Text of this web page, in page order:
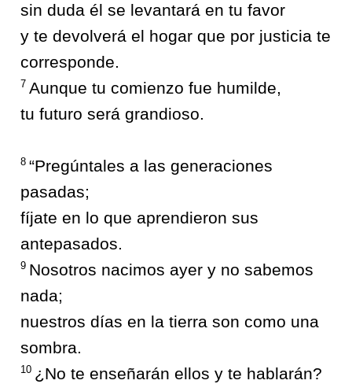
sin duda él se levantará en tu favor
y te devolverá el hogar que por justicia te
corresponde.
7 Aunque tu comienzo fue humilde,
tu futuro será grandioso.
8 “Pregúntales a las generaciones
pasadas;
fíjate en lo que aprendieron sus
antepasados.
9 Nosotros nacimos ayer y no sabemos
nada;
nuestros días en la tierra son como una
sombra.
10 ¿No te enseñarán ellos y te hablarán?